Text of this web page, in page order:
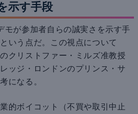
示す手段
モが参加者自らの誠実さを示す手
いう点だ。この視点について
クリストファー・ミルズ准教授
ッジ・ロンドンのプリンス・サ
になる。
的ボイコット（不買や取引中止